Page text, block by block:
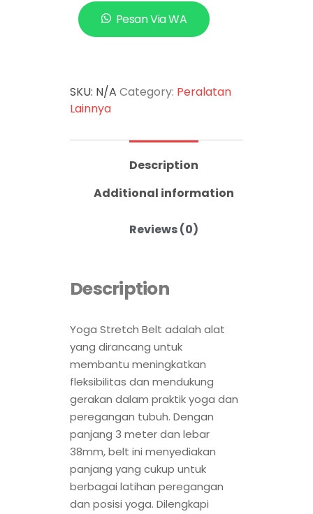
Pesan Via WA
SKU: N/A Category: Peralatan
Lainnya
Description
Additional information
Reviews (0)
Description
Yoga Stretch Belt adalah alat
yang dirancang untuk
membantu meningkatkan
fleksibilitas dan mendukung
gerakan dalam praktik yoga dan
peregangan tubuh. Dengan
panjang 3 meter dan lebar
38mm, belt ini menyediakan
panjang yang cukup untuk
berbagai latihan peregangan
dan posisi yoga. Dilengkapi